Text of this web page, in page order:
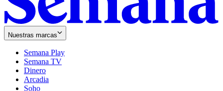
Nuestras marcas
Semana Play
Semana TV
Dinero
Arcadia
Soho